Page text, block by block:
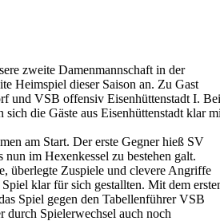
zweite Damenmannschaft in der
Heimspiel dieser Saison an. Zu Gast
und VSB offensiv Eisenhüttenstadt I. Bei
sich die Gäste aus Eisenhüttenstadt klar
am Start. Der erste Gegner hieß SV
im Hexenkessel zu bestehen galt.
überlegte Zuspiele und clevere Angriffe
klar für sich gestallten. Mit dem
Spiel gegen den Tabellenführer VSB
durch Spielerwechsel auch noch